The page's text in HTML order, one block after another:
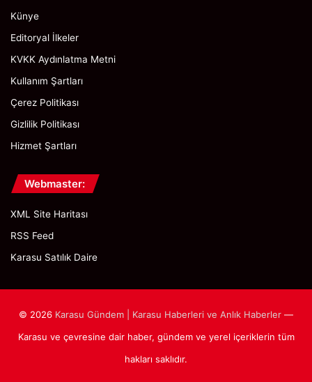
Künye
Editoryal İlkeler
KVKK Aydınlatma Metni
Kullanım Şartları
Çerez Politikası
Gizlilik Politikası
Hizmet Şartları
Webmaster:
XML Site Haritası
RSS Feed
Karasu Satılık Daire
© 2026 Karasu Gündem | Karasu Haberleri ve Anlık Haberler —
Karasu ve çevresine dair haber, gündem ve yerel içeriklerin tüm
hakları saklıdır.